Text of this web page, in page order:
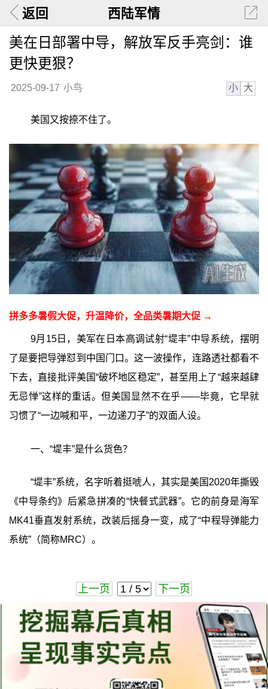
返回 西陆军情
美在日部署中导，解放军反手亮剑：谁
更快更狠？
2025-09-17 小鸟 小 大
美国又按捺不住了。
拼多多暑假大促，升温降价，全品类暑期大促 →
9月15日，美军在日本高调试射“堤丰”中导系统，摆明
了是要把导弹怼到中国门口。这一波操作，连路透社都看不
下去，直接批评美国“破坏地区稳定”，甚至用上了“越来越肆
无忌惮”这样的重话。但美国显然不在乎——毕竟，它早就
习惯了“一边喊和平，一边递刀子”的双面人设。
一、“堤丰”是什么货色？
“堤丰”系统，名字听着挺唬人，其实是美国2020年撕毁
《中导条约》后紧急拼凑的“快餐式武器”。它的前身是海军
MK41垂直发射系统，改装后摇身一变，成了“中程导弹能力
系统”（简称MRC）。
上一页 下一页